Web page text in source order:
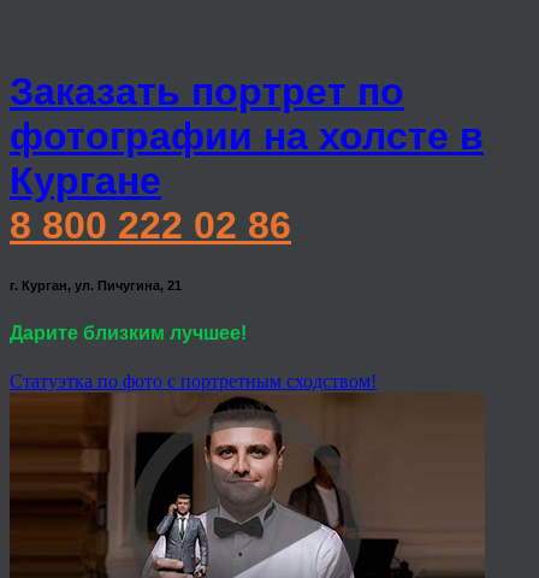
Заказать портрет по
фотографии на холсте в
Кургане
8 800 222 02 86
г. Курган, ул. Пичугина, 21
Дарите близким лучшее!
Статуэтка по фото с портретным сходством!